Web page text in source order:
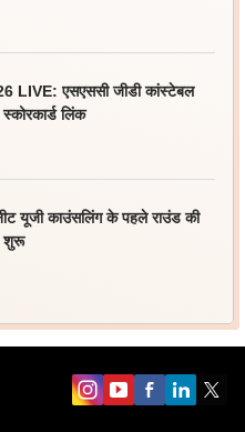
एसएससी जीडी कांस्टेबल
लिंक
यूजी काउंसलिंग के पहले राउंड की
शुरू